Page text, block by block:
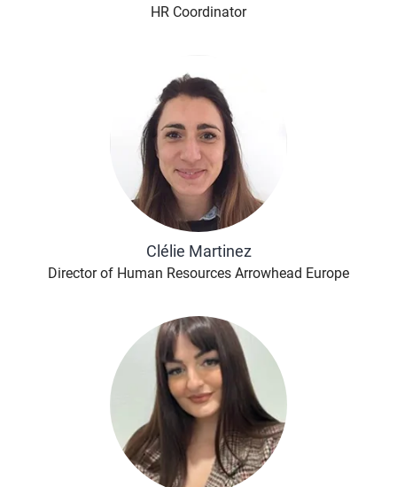
HR Coordinator
Clélie Martinez
Director of Human Resources Arrowhead Europe